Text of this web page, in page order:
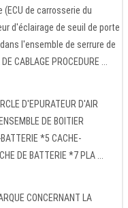
(ECU de carrosserie du
d'éclairage de seuil de porte
l'ensemble de serrure de
PROCEDURE ...
D'EPURATEUR D'AIR
DE BOITIER
*5 CACHE-
DE BATTERIE *7 PLA ...
CONCERNANT LA